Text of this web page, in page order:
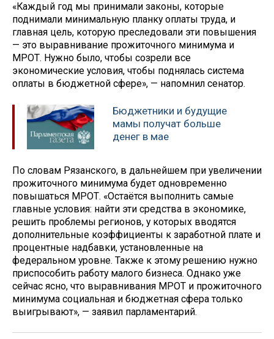
«Каждый год мы принимали законы, которые
поднимали минимальную планку оплаты труда, и
главная цель, которую преследовали эти повышения
— это выравнивание прожиточного минимума и
МРОТ. Нужно было, чтобы созрели все
экономические условия, чтобы поднялась система
оплаты в бюджетной сфере», — напомнил сенатор.
Бюджетники и будущие
мамы получат больше
денег в мае
По словам Рязанского, в дальнейшем при увеличении
прожиточного минимума будет одновременно
повышаться МРОТ. «Остаётся выполнить самые
главные условия: найти эти средства в экономике,
решить проблемы регионов, у которых вводятся
дополнительные коэффициенты к заработной плате и
процентные надбавки, установленные на
федеральном уровне. Также к этому решению нужно
приспособить работу малого бизнеса. Однако уже
сейчас ясно, что выравнивания МРОТ и прожиточного
минимума социальная и бюджетная сфера только
выигрывают», — заявил парламентарий.